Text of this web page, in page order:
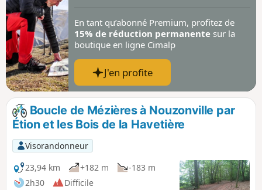
En tant qu’abonné Premium, profitez de
15% de réduction permanente sur la
boutique en ligne Cimalp
J'en profite
Boucle de Mézières à Nouzonville par
Étion et les Bois de la Havetière
Visorandonneur
23,94 km
+182 m
-183 m
2h30
Difficile